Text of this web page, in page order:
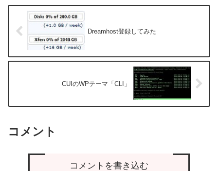
Dreamhost登録してみた
CUIのWPテーマ「CLI」
コメント
コメントを書き込む